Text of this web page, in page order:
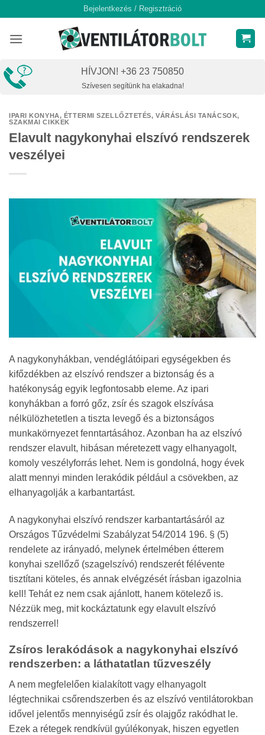
content
Bejelentkezés / Regisztráció
HÍVJON! +36 23 750850
Szívesen segítünk ha elakadna!
IPARI KONYHA, ÉTTERMI SZELLŐZTETÉS,VÁRÁSLÁSI TANÁCSOK,
SZAKMAI CIKKEK
Elavult nagykonyhai elszívó rendszerek
veszélyei
A nagykonyhákban, vendéglátóipari egységekben és
kifőzdékben az elszívó rendszer a biztonság és a
hatékonyság egyik legfontosabb eleme. Az ipari
konyhákban a forró gőz, zsír és szagok elszívása
nélkülözhetetlen a tiszta levegő és a biztonságos
munkakörnyezet fenntartásához. Azonban ha az elszívó
rendszer elavult, hibásan méretezett vagy elhanyagolt,
komoly veszélyforrás lehet. Nem is gondolná, hogy évek
alatt mennyi minden lerakódik például a csövekben, az
elhanyagolják a karbantartást.
A nagykonyhai elszívó rendszer karbantartásáról az
Országos Tűzvédelmi Szabályzat 54/2014 196. § (5)
rendelete az irányadó, melynek értelmében étterem
konyhai szellőző (szagelszívó) rendszerét félévente
tisztítani köteles, és annak elvégzését írásban igazolnia
kell! Tehát ez nem csak ajánlott, hanem kötelező is.
Nézzük meg, mit kockáztatunk egy elavult elszívó
rendszerrel!
Zsíros lerakódások a nagykonyhai elszívó
rendszerben: a láthatatlan tűzveszély
A nem megfelelően kialakított vagy elhanyagolt
légtechnikai csőrendszerben és az elszívó ventilátorokban
idővel jelentős mennyiségű zsír és olajgőz rakódhat le.
Ezek a rétegek rendkívül gyúlékonyak, hiszen egyetlen